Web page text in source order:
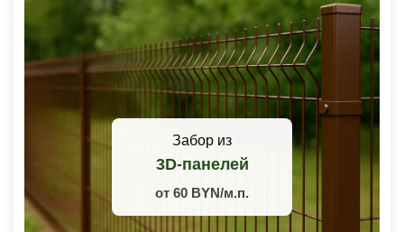
Забор из
3D-панелей
от 60 BYN/м.п.